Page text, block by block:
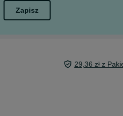
Zapisz
29,36 zł z